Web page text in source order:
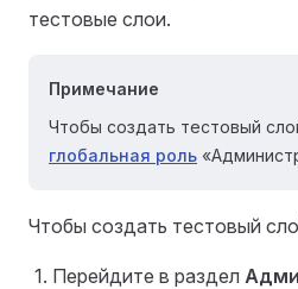
тестовые слои.
Примечание
Чтобы создать тестовый
глобальная роль
Чтобы создать тестовый
Перейдите в раздел